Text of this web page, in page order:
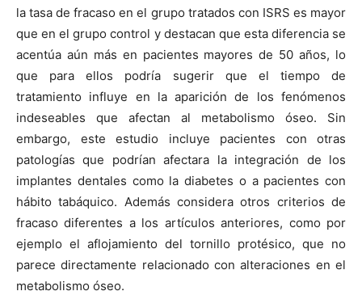
la tasa de fracaso en el grupo tratados con ISRS es mayor
que en el grupo control y destacan que esta diferencia se
acentúa aún más en pacientes mayores de 50 años, lo
que para ellos podría sugerir que el tiempo de
tratamiento influye en la aparición de los fenómenos
indeseables que afectan al metabolismo óseo. Sin
embargo, este estudio incluye pacientes con otras
patologías que podrían afectara la integración de los
implantes dentales como la diabetes o a pacientes con
hábito tabáquico. Además considera otros criterios de
fracaso diferentes a los artículos anteriores, como por
ejemplo el aflojamiento del tornillo protésico, que no
parece directamente relacionado con alteraciones en el
metabolismo óseo.